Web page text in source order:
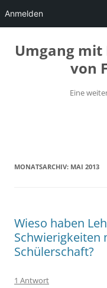
Anmelden
Zum
springen
Umgang mit
von
Eine
MONATSARCHIV: MAI 2013
Wieso haben
Schwierigkeiten
Schülerschaft?
1 Antwort